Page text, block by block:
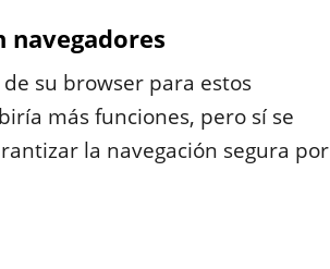
navegadores
su browser para estos
más funciones, pero sí se
la navegación segura por